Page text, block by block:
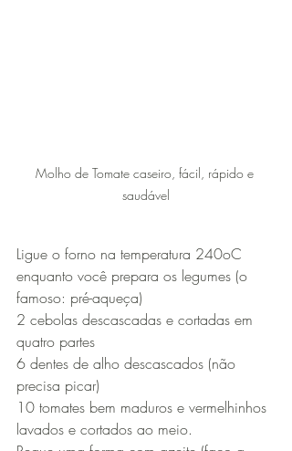
Molho de Tomate caseiro, fácil, rápido e
saudável
Ligue o forno na temperatura 240oC
enquanto você prepara os legumes (o
famoso: pré-aqueça)
2 cebolas descascadas e cortadas em
quatro partes
6 dentes de alho descascados (não
precisa picar)
10 tomates bem maduros e vermelhinhos
lavados e cortados ao meio.